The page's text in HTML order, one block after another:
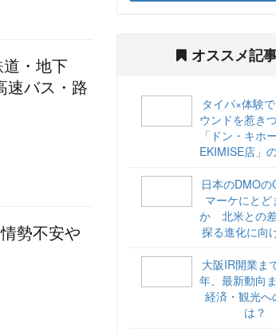
道・地下
速バス・路
勢不安や
オススメ記
タイパ×体験
ウンドを惹き
「ドン・キホ
EKIMISE店」
日本のDMOの
マーケにとど
か 北米との
探る進化に向
海外DMOの
vol.6】
大阪IR開業ま
年、最新動向
経済・観光へ
は？